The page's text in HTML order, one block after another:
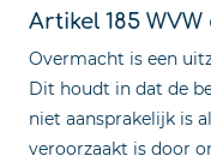
Artikel 185
Overmacht is een
Dit houdt in dat de
niet aansprakelijk is
veroorzaakt is door